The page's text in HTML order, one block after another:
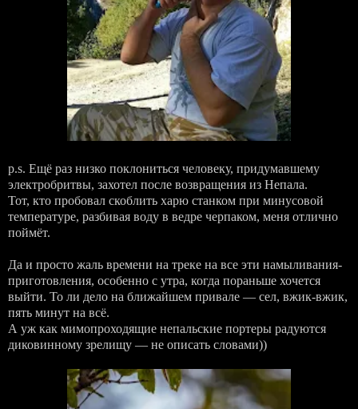
p.s. Ещё раз низко поклониться человеку, придумавшему
электробритвы, захотел после возвращения из Непала.
Тот, кто пробовал скоблить харю станком при минусовой
температуре, разбивая воду в ведре черпаком, меня отлично
поймёт.
Да и просто жаль времени на треке на все эти намыливания-
приготовления, особенно с утра, когда пораньше хочется
выйти. То ли дело на ближайшем привале — сел, вжик-вжик,
пять минут на всё.
А уж как мимопроходящие непальские портеры радуются
диковинному зрелищу — не описать словами))